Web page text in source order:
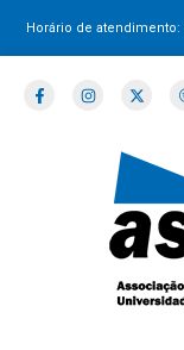
Horário de atendimento: